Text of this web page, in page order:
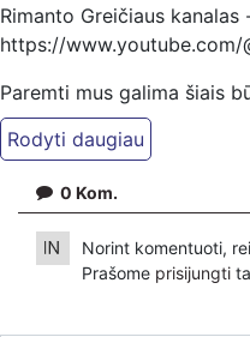
Rimanto Greičiaus kanalas
https://www.youtube.com/
Paremti mus galima šiais
PayPal - paypal.me/
Patreon - https://
Bankiniu pavedimu -
IBAN Sąskaita - BE92
Bankas MONESE, SWIFT
0 Kom.
Norint komentuoti,
Prašome prisijungti